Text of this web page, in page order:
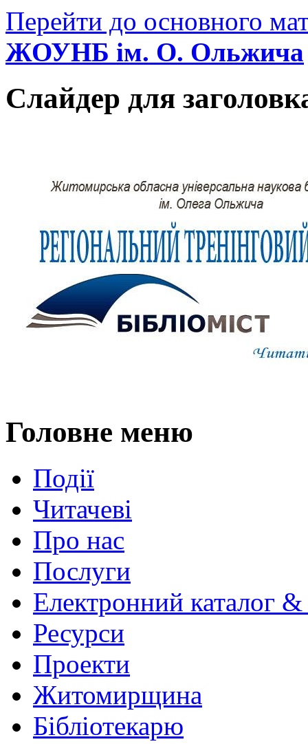
Перейти до основного
ЖОУНБ ім. О. Ольжича
Слайдер для
Головне меню
Події
Читачеві
Про нас
Послуги
Електронний каталог
Ресурси
Проекти
Житомирщина
Бібліотекарю